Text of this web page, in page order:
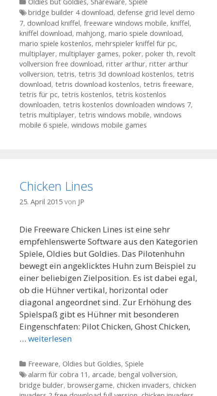
Tags
bridge builder 4 download, defense grid level demo
7, download kniffel, freeware windows mobile, kniffel,
kniffel download, mahjong, mario spiele download,
mario spiele kostenlos, mehrspieler kniffel für pc,
multiplayer, multiplayer games, poker, poker th, revolt
vollversion free download, ritter arthur, ritter arthur
vollversion, tetris, tetris 3d download kostenlos, tetris
download, tetris download kostenlos, tetris freeware,
tetris für pc, tetris kostenlos, tetris kostenlos
downloaden, tetris kostenlos downloaden windows 7,
tetris multiplayer, tetris windows mobile, windows
mobile 6 spiele, windows mobile games
Chicken Lines
25. April 2015 von JP
Die Freeware Chicken Lines ist eine sehr
empfehlenswerte Software aus den Kategorien
Spiele, Oldies but Goldies. Das Pilotenhuhn
bewegt ein angeklicktes Huhn zum Beispiel zu
einer beliebigen Zielposition. Es ist dabei egal,
ob die Hühner vertikal, horizontal oder
diagonal angeordnet sind. Zur Erhöhung des
Spielspaß gibt es Hühner mit besonderen
Eingenschfaten: Pilot Chicken, Ghost Chicken,
… weiterlesen
Kategorien
Freeware, Oldies but Goldies, Spiele
Tags
alarm für cobra 11 , arcade, bengal vollversion,
bridge bulder, browsergame, chicken invaders, chicken